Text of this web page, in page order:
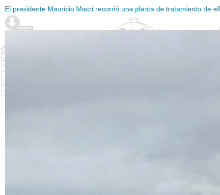
El presidente Mauricio Macri recorrió una planta de tratamiento de